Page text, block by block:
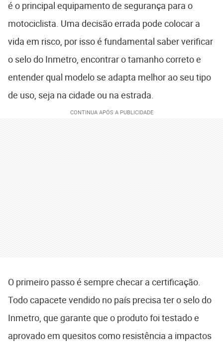
é o principal equipamento de segurança para o
motociclista. Uma decisão errada pode colocar a
vida em risco, por isso é fundamental saber verificar
o selo do Inmetro, encontrar o tamanho correto e
entender qual modelo se adapta melhor ao seu tipo
de uso, seja na cidade ou na estrada.
O primeiro passo é sempre checar a certificação.
Todo capacete vendido no país precisa ter o selo do
Inmetro, que garante que o produto foi testado e
aprovado em quesitos como resistência a impactos